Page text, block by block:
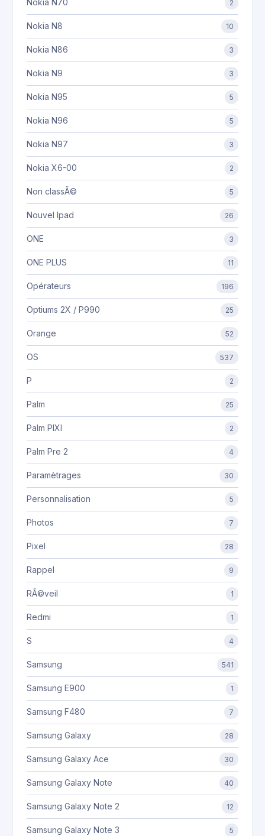
Nokia N70 2
Nokia N8 10
Nokia N86 3
Nokia N9 3
Nokia N95 5
Nokia N96 5
Nokia N97 3
Nokia X6-00 2
Non classÃ© 5
Nouvel Ipad 26
ONE 3
ONE PLUS 11
Opérateurs 196
Optiums 2X / P990 25
Orange 52
OS 537
P 2
Palm 25
Palm PIXI 2
Palm Pre 2 4
Paramètrages 30
Personnalisation 5
Photos 7
Pixel 28
Rappel 9
RÃ©veil 1
Redmi 1
S 4
Samsung 541
Samsung E900 1
Samsung F480 7
Samsung Galaxy 28
Samsung Galaxy Ace 30
Samsung Galaxy Note 40
Samsung Galaxy Note 2 12
Samsung Galaxy Note 3 5